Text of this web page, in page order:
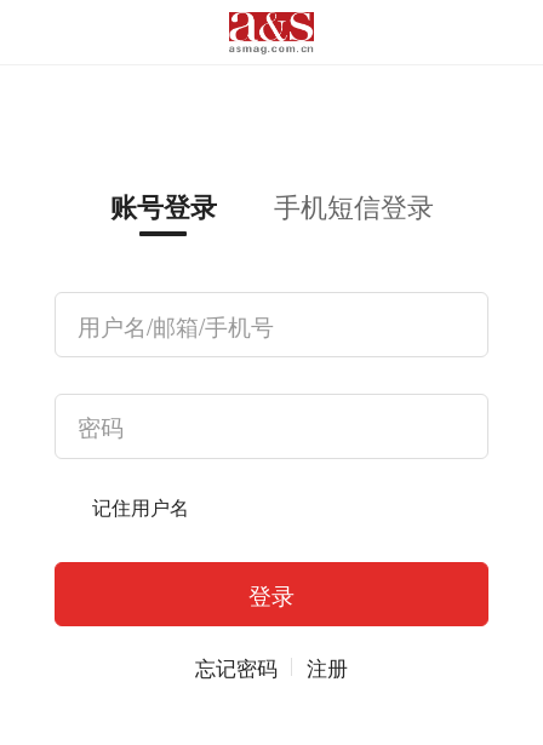
账号登录 手机短信登录
记住用户名
忘记密码 注册